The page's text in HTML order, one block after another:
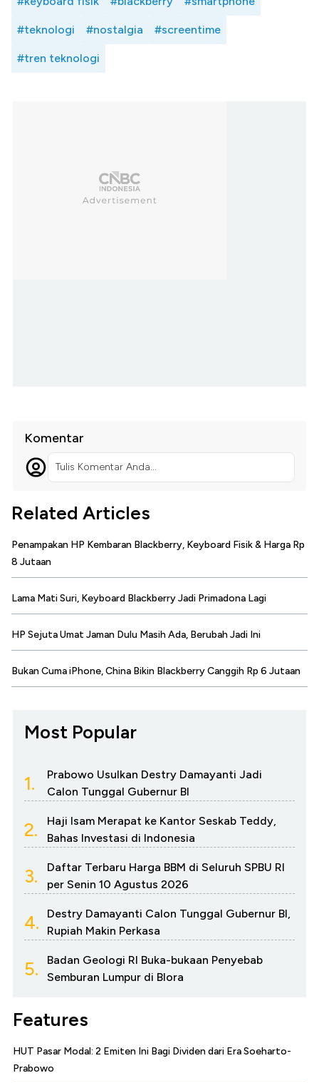
#teknologi #nostalgia #screentime
#tren teknologi
Komentar
Tulis Komentar Anda...
Related Articles
Penampakan HP Kembaran Blackberry, Keyboard Fisik & Harga Rp
8 Jutaan
Lama Mati Suri, Keyboard Blackberry Jadi Primadona Lagi
HP Sejuta Umat Jaman Dulu Masih Ada, Berubah Jadi Ini
Bukan Cuma iPhone, China Bikin Blackberry Canggih Rp 6 Jutaan
Most Popular
1.
Prabowo Usulkan Destry Damayanti Jadi
Calon Tunggal Gubernur BI
2.
Haji Isam Merapat ke Kantor Seskab Teddy,
Bahas Investasi di Indonesia
3.
Daftar Terbaru Harga BBM di Seluruh SPBU RI
per Senin 10 Agustus 2026
4.
Destry Damayanti Calon Tunggal Gubernur BI,
Rupiah Makin Perkasa
5.
Badan Geologi RI Buka-bukaan Penyebab
Semburan Lumpur di Blora
Features
HUT Pasar Modal: 2 Emiten Ini Bagi Dividen dari Era Soeharto-
Prabowo